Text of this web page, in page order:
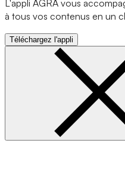
L'appli AGRA vous
à tous vos contenus en un
Téléchargez l'appli